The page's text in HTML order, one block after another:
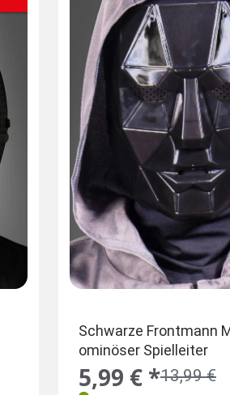
Schwarze Frontmann
ominöser Spielleiter
13,99 €
5,99 € *